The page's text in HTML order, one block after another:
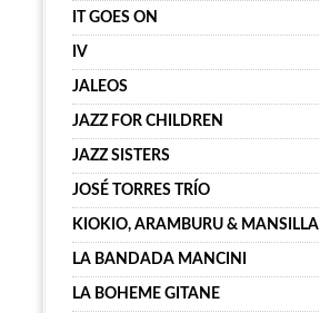
IT GOES ON
IV
JALEOS
JAZZ FOR CHILDREN
JAZZ SISTERS
JOSÉ TORRES TRÍO
KIOKIO, ARAMBURU & MANSILLA
LA BANDADA MANCINI
LA BOHEME GITANE